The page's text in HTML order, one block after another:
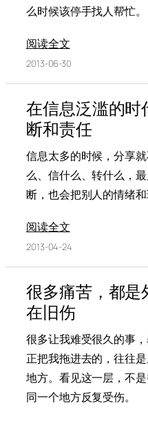
么时候该停手找人帮忙。
阅读全文
2013-06-30
在信息泛滥的时
断和责任
信息太多的时候，分享
么、信什么、转什么，
断，也会把别人的情绪和
阅读全文
2013-04-24
很多痛苦，都是
在旧伤
很多让我难受很久的事
正把我拖进去的，往往
地方。看见这一层，不
同一个地方反复受伤。